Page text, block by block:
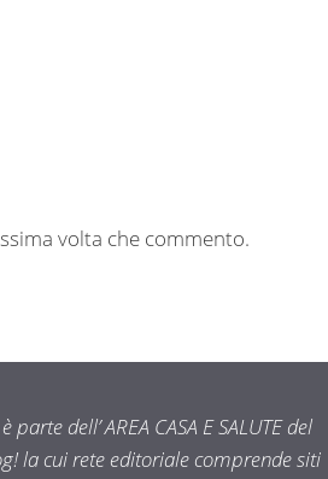
volta che commento.
dell’ AREA CASA E SALUTE del
la cui rete editoriale comprende siti